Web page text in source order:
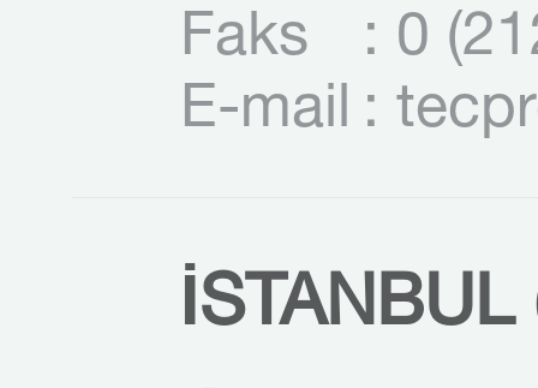
Faks
: 0
E-mail :